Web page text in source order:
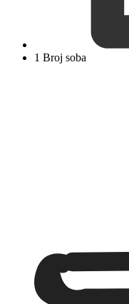
1 Broj soba